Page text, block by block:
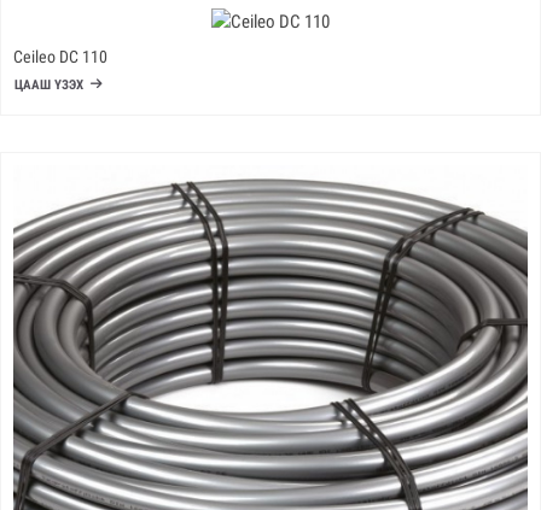
Ceileo DC 110
ЦААШ ҮЗЭХ